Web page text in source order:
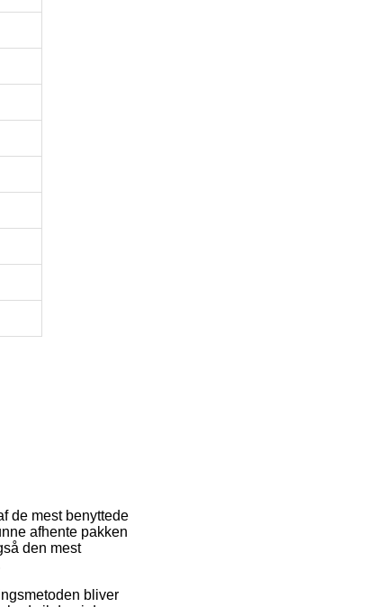
de mest benyttede
afhente pakken
den mest
bliver